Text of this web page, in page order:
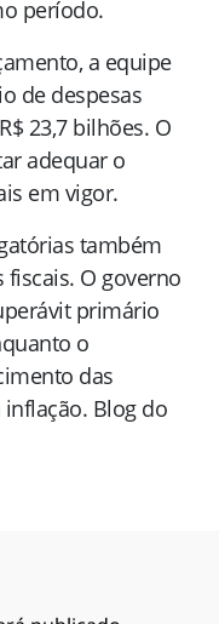
período.
a equipe
de despesas
23,7 bilhões. O
adequar o
em vigor.
também
O governo
primário
o
das
inflação. Blog do